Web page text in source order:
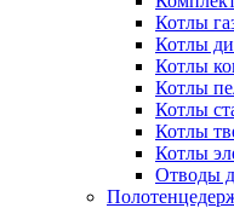
Котлы
Котлы
Котлы
Котлы
Котлы
Котлы
Котлы
Отводы